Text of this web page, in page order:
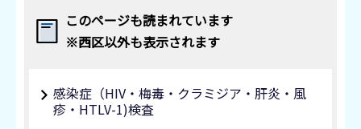
このページも読まれています
※西区以外も表示されます
感染症（HIV・梅毒・クラミジア・肝炎・風
疹・HTLV-1)検査